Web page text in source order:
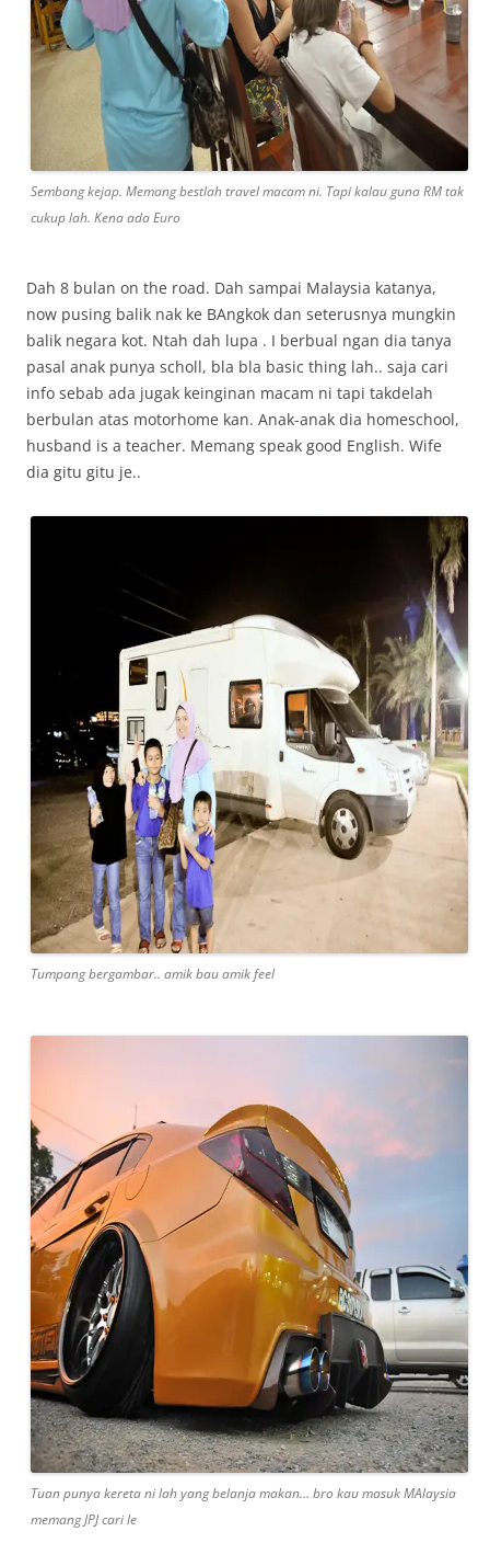
Sembang kejap. Memang bestlah travel macam ni. Tapi kalau guna RM tak
cukup lah. Kena ada Euro
Dah 8 bulan on the road. Dah sampai Malaysia katanya,
now pusing balik nak ke BAngkok dan seterusnya mungkin
balik negara kot. Ntah dah lupa . I berbual ngan dia tanya
pasal anak punya scholl, bla bla basic thing lah.. saja cari
info sebab ada jugak keinginan macam ni tapi takdelah
berbulan atas motorhome kan. Anak-anak dia homeschool,
husband is a teacher. Memang speak good English. Wife
dia gitu gitu je..
Tumpang bergambar.. amik bau amik feel
Tuan punya kereta ni lah yang belanja makan… bro kau masuk MAlaysia
memang JPJ cari le